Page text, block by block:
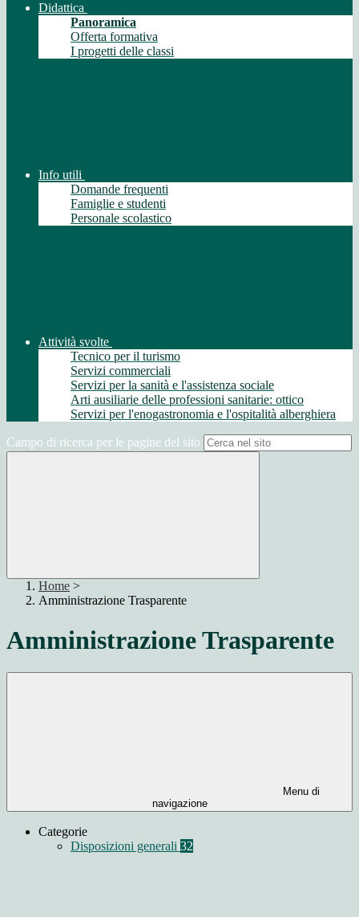
Didattica
Panoramica
Offerta formativa
I progetti delle classi
Info utili
Domande frequenti
Famiglie e studenti
Personale scolastico
Attività svolte
Tecnico per il turismo
Servizi commerciali
Servizi per la sanità e l'assistenza sociale
Arti ausiliarie delle professioni sanitarie: ottico
Servizi per l'enogastronomia e l'ospitalità alberghiera
Campo di ricerca per le pagine del sito
Home >
Amministrazione Trasparente
Amministrazione Trasparente
Menu di
navigazione
Categorie
Disposizioni generali 32